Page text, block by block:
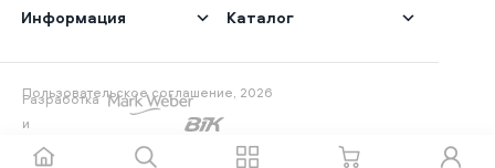
Пользовательское соглашение, 2026
Информация Каталог
Разработка
и